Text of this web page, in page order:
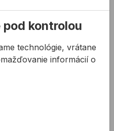
kontrolou
technológie, vrátane
informácií o